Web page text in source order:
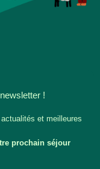
!
et meilleures
prochain séjour